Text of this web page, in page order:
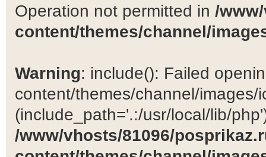
Operation not permitted in /
content/themes/channel/
Warning: include(): Failed
content/themes/channel/images/
(include_path='.:/usr/local/lib/
/www/vhosts/81096/